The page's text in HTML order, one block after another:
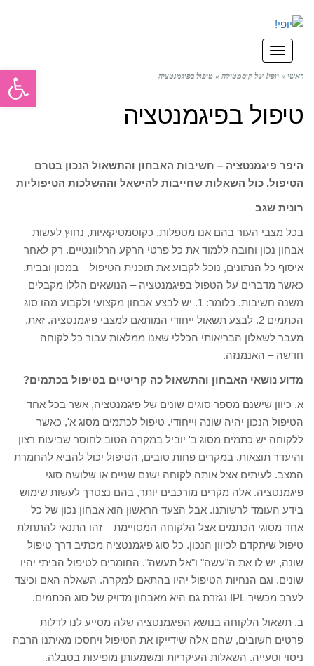
תפריט
ראשי » יופי! של קוסמטיקה » טיפול בפיגמנטציה
טיפול בפיגמנטציה
היפר פיגמנטציה – חשיבות האבחון והתשאול הנכון בטרם
הטיפול. כול השאלות שחייבות להישאל וההשלכות הטיפוליות
רונית שגב
בכל מצבי העור בהם אנו מטפלות, כקוסמטיקאיות, נחוץ לעשות
אבחון נכון וחובה ללמוד את כל פרטי הרקע הרלוונטיים. רק לאחר
איסוף כל הנתונים, נוכל לקבוע את תוכנית הטיפול – במכון ובבית.
כאשר מדברים על הטפול בפיגמנטציה – הנושאים הללו מקבלים
משנה חשיבות. כלומר: 1. יש לבצע אבחון מקצועי ולקבוע מהו סוג
הכתמים 2. לבצע תשאול ייחודי המותאם למצבי פיגמנטציה. זאת,
מעבר לשאלון הבריאותי הכללי שאנו ממלאות עבור כל לקוחה
חדשה – האנמנזה.
מדוע נושאי האבחון והתשאול כה קריטיים בטיפול בכתמים?
א. כיוון שישנם מספר סוגים שונים של פיגמנטציה, אשר בכל אחד
הטיפול הנכון יהיה שונה וייחודי. טיפול לכתמים מסוג א', כאשר
ללקוחה יש כתמים מסוג ב' יוביל במקרה הטוב לחוסר שביעות רצון
והיעדר תוצאות. במקרים פחות טובים, הטיפול יכול להביא להחמרת
המצב. לעיתים אצל אותה לקוחה ישנם שניים או שלושה סוגי
פיגמנטציה. אלה מקרים מורכבים יותר, בהם נצטרך לעשות שימוש
בידע העומד לרשותנו. אבל הצעד הראשון הוא אבחון נכון של כל
אחד מסוגי הכתמים אצל הלקוחה המסויימת – זהו התנאי להתחלת
טיפול שיתקדם לכיוון הנכון. כל סוג פיגמנטציה מכתיב דרך טיפול
שונה, יש לו את ה"עשה" ו"אל תעשה". החומרים לטיפול הביתי יהיו
שונים, וגם הנחיות הטיפול יהיו בהתאם למקרה. השאלה האם וכיצד
לערב מכשיר IPL נגזרת גם היא מאבחון מדויק של סוג הכתמים.
ב. תשאול הלקוחה בנושא הפיגמנטציה שלה מסייע לנו לדלות
פרטים חשובים, שהם אלה שידייקו את הטיפול ויחסכו מאיתנו הרבה
ניסוי וטעייה. השאלות העיקריות ומשמעותן מופיעות בטבלה.
פתח